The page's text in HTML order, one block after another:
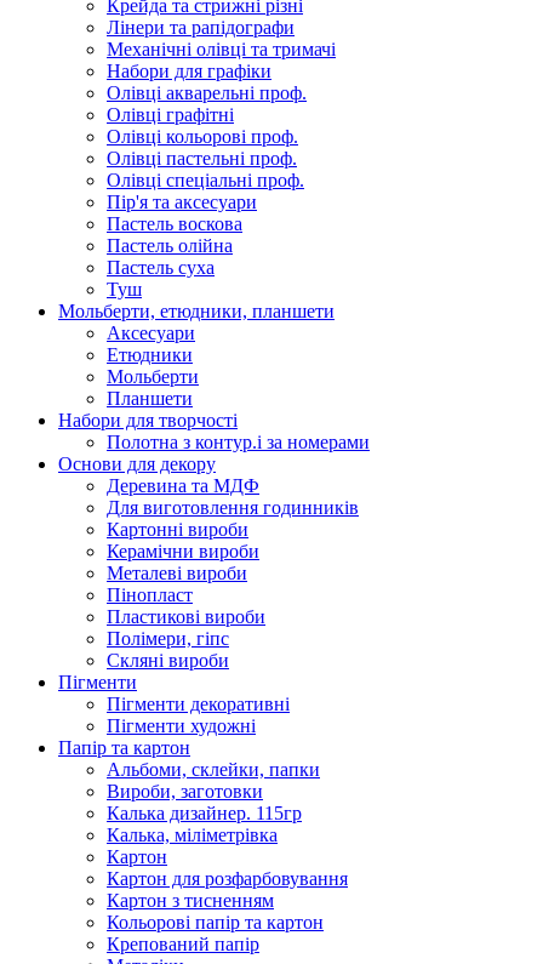
Крейда та стрижні різні
Лінери та рапідографи
Механічні олівці та тримачі
Набори для графіки
Олівці акварельні проф.
Олівці графітні
Олівці кольорові проф.
Олівці пастельні проф.
Олівці спеціальні проф.
Пір'я та аксесуари
Пастель воскова
Пастель олійна
Пастель суха
Туш
Мольберти, етюдники, планшети
Аксесуари
Етюдники
Мольберти
Планшети
Набори для творчості
Полотна з контур.і за номерами
Основи для декору
Деревина та МДФ
Для виготовлення годинників
Картонні вироби
Керамічни вироби
Металеві вироби
Пінопласт
Пластикові вироби
Полімери, гіпс
Скляні вироби
Пігменти
Пігменти декоративні
Пігменти художні
Папір та картон
Альбоми, склейки, папки
Вироби, заготовки
Калька дизайнер. 115гр
Калька, міліметрівка
Картон
Картон для розфарбовування
Картон з тисненням
Кольорові папір та картон
Крепований папір